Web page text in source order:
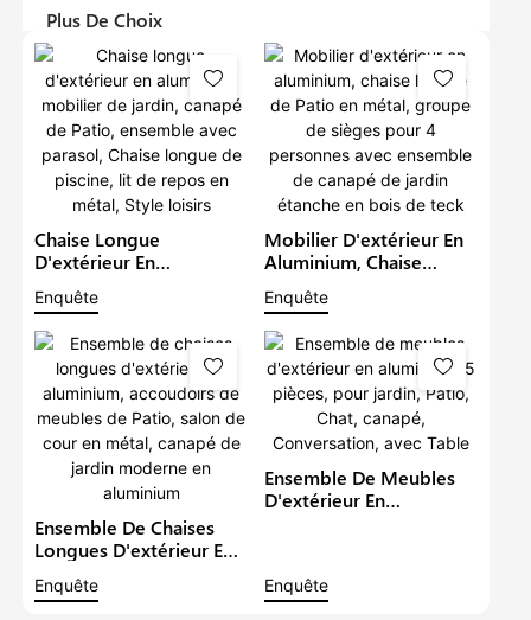
Plus De Choix
Chaise Longue
D'extérieur En
Aluminium, Mobilier De
Jardin, Canapé De Patio,
Ensemble Avec Parasol,
Chaise Longue De
Piscine, Lit De Repos En
Métal, Style Loisirs
Enquête
Mobilier D'extérieur En
Aluminium, Chaise
Longue De Patio En
Métal, Groupe De
Sièges Pour 4 Personnes
Avec Ensemble De
Canapé De Jardin
Étanche En Bois De Teck
Enquête
Ensemble De Chaises
Longues D'extérieur En
De Meubles De Patio,
Enquête
Ensemble De Meubles
D'extérieur En
Avec Table
Enquête